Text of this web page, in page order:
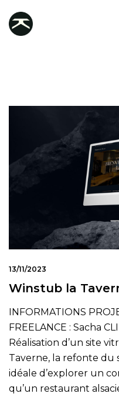
13/11/2023
Winstub la
INFORMATIONS
FREELANCE : Sacha
Réalisation d’un site
Taverne, la refonte du
idéale d’explorer un
qu’un restaurant
Contact